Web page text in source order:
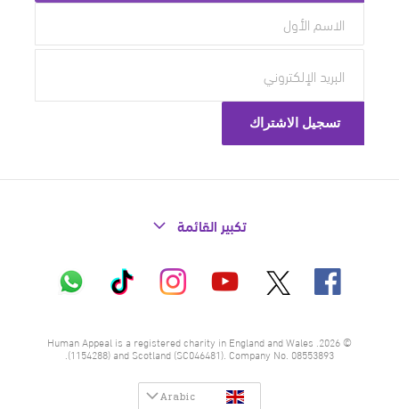
تكبير القائمة
فيسبوك يوتيوب إنستاغرام تيك
توك
واتساب
© 2026. Human Appeal is a registered charity in England and Wales
(1154288) and Scotland (SC046481). Company No. 08553893.
Arabic